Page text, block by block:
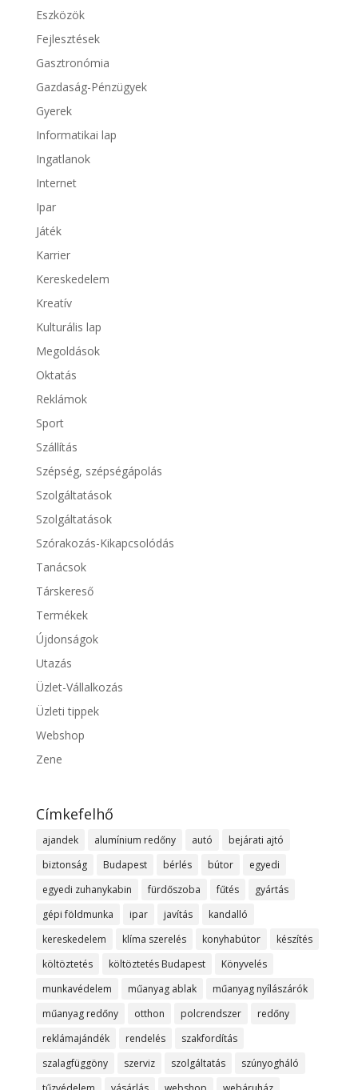
Eszközök
Fejlesztések
Gasztronómia
Gazdaság-Pénzügyek
Gyerek
Informatikai lap
Ingatlanok
Internet
Ipar
Játék
Karrier
Kereskedelem
Kreatív
Kulturális lap
Megoldások
Oktatás
Reklámok
Sport
Szállítás
Szépség, szépségápolás
Szolgáltatások
Szolgáltatások
Szórakozás-Kikapcsolódás
Tanácsok
Társkereső
Termékek
Újdonságok
Utazás
Üzlet-Vállalkozás
Üzleti tippek
Webshop
Zene
Címkefelhő
ajandek alumínium redőny autó
bejárati ajtó
biztonság
Budapest bérlés bútor
egyedi
egyedi zuhanykabin
fürdőszoba fűtés
gyártás
gépi földmunka
ipar javítás
kandalló
kereskedelem
klíma szerelés konyhabútor
készítés
költöztetés
költöztetés Budapest
Könyvelés
munkavédelem
műanyag ablak
műanyag nyílászárók
műanyag redőny
otthon polcrendszer
redőny
reklámajándék
rendelés
szakfordítás
szalagfüggöny
szerviz szolgáltatás
szúnyogháló